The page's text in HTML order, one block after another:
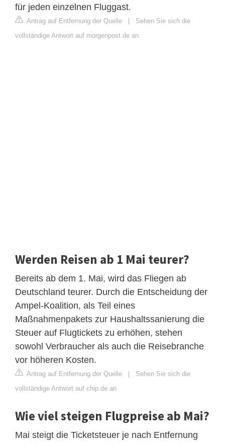
für jeden einzelnen Fluggast.
Antrag auf Entfernung der Quelle
Sehen Sie sich die
vollständige Antwort auf morgenpost.de an
Werden Reisen ab 1 Mai teurer?
Bereits ab dem 1. Mai, wird das Fliegen ab
Deutschland teurer. Durch die Entscheidung der
Ampel-Koalition, als Teil eines
Maßnahmenpakets zur Haushaltssanierung die
Steuer auf Flugtickets zu erhöhen, stehen
sowohl Verbraucher als auch die Reisebranche
vor höheren Kosten.
Antrag auf Entfernung der Quelle
Sehen Sie sich die
vollständige Antwort auf chip.de an
Wie viel steigen Flugpreise ab Mai?
Mai steigt die Ticketsteuer je nach Entfernung